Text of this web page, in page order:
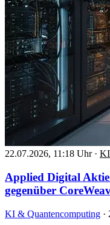
22.07.2026, 11:18 Uhr · KI
Applied Digital
gegenüber
KI & Quantencomputing ·